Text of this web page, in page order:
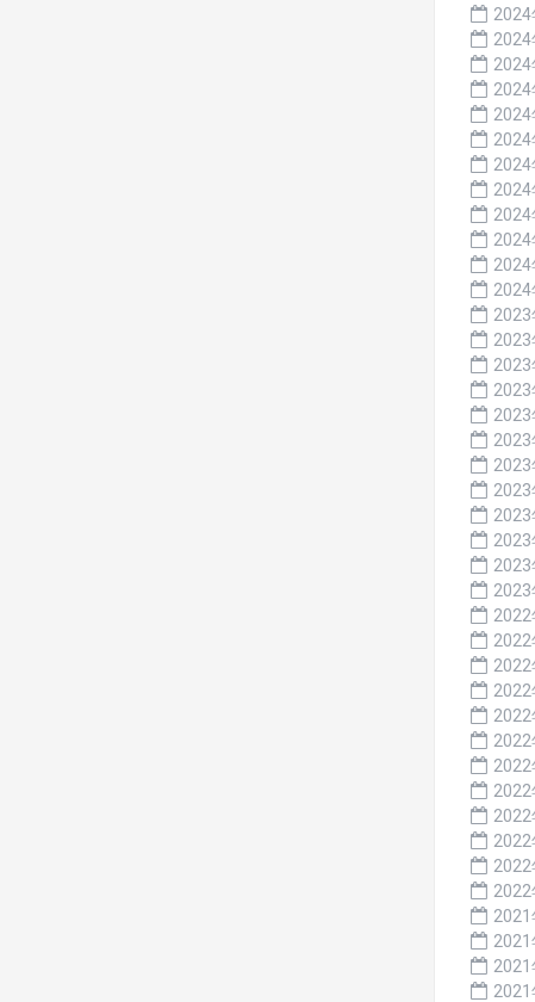
2024
2024
2024
2024
2024
2024
2024
2024
2024
2024
2024
2024
2023
2023
2023
2023
2023
2023
2023
2023
2023
2023
2023
2023
2022
2022
2022
2022
2022
2022
2022
2022
2022
2022
2022
2022
2021
2021
2021
2021